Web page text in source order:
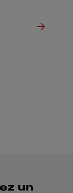
un